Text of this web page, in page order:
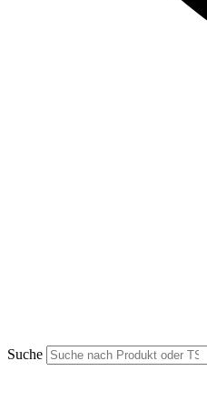
Suche